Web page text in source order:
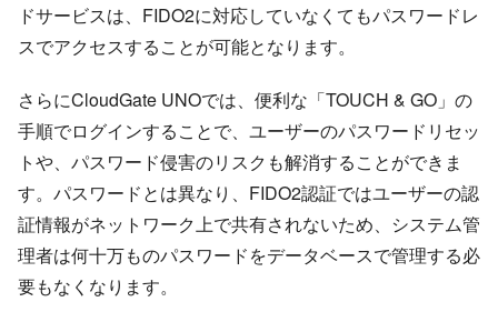
ドサービスは、FIDO2に対応していなくてもパスワードレ
スでアクセスすることが可能となります。
さらにCloudGate UNOでは、便利な「TOUCH & GO」の
手順でログインすることで、ユーザーのパスワードリセッ
トや、パスワード侵害のリスクも解消することができま
す。パスワードとは異なり、FIDO2認証ではユーザーの認
証情報がネットワーク上で共有されないため、システム管
理者は何十万ものパスワードをデータベースで管理する必
要もなくなります。